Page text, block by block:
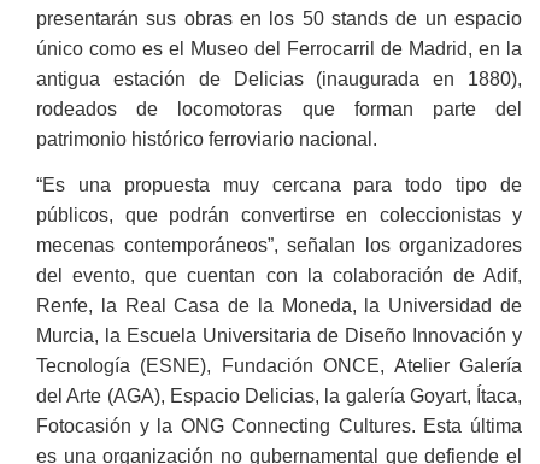
presentarán sus obras en los 50 stands de un espacio
único como es el Museo del Ferrocarril de Madrid, en la
antigua estación de Delicias (inaugurada en 1880),
rodeados de locomotoras que forman parte del
patrimonio histórico ferroviario nacional.
“Es una propuesta muy cercana para todo tipo de
públicos, que podrán convertirse en coleccionistas y
mecenas contemporáneos”, señalan los organizadores
del evento, que cuentan con la colaboración de Adif,
Renfe, la Real Casa de la Moneda, la Universidad de
Murcia, la Escuela Universitaria de Diseño Innovación y
Tecnología (ESNE), Fundación ONCE, Atelier Galería
del Arte (AGA), Espacio Delicias, la galería Goyart, Ítaca,
Fotocasión y la ONG Connecting Cultures. Esta última
es una organización no gubernamental que defiende el